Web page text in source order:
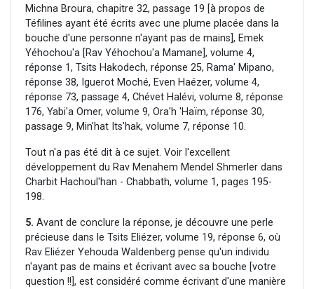
Michna Broura, chapitre 32, passage 19 [à propos de
Téfilines ayant été écrits avec une plume placée dans la
bouche d'une personne n'ayant pas de mains], Emek
Yéhochou'a [Rav Yéhochou'a Mamane], volume 4,
réponse 1, Tsits Hakodech, réponse 25, Rama' Mipano,
réponse 38, Iguerot Moché, Even Haézer, volume 4,
réponse 73, passage 4, Chévet Halévi, volume 8, réponse
176, Yabi'a Omer, volume 9, Ora'h 'Haïm, réponse 30,
passage 9, Min'hat Its'hak, volume 7, réponse 10.
Tout n'a pas été dit à ce sujet. Voir l'excellent
développement du Rav Menahem Mendel Shmerler dans
Charbit Hachoul'han - Chabbath, volume 1, pages 195-
198.
5. Avant de conclure la réponse, je découvre une perle
précieuse dans le Tsits Eliézer, volume 19, réponse 6, où
Rav Eliézer Yehouda Waldenberg pense qu'un individu
n'ayant pas de mains et écrivant avec sa bouche [votre
question !!], est considéré comme écrivant d'une manière